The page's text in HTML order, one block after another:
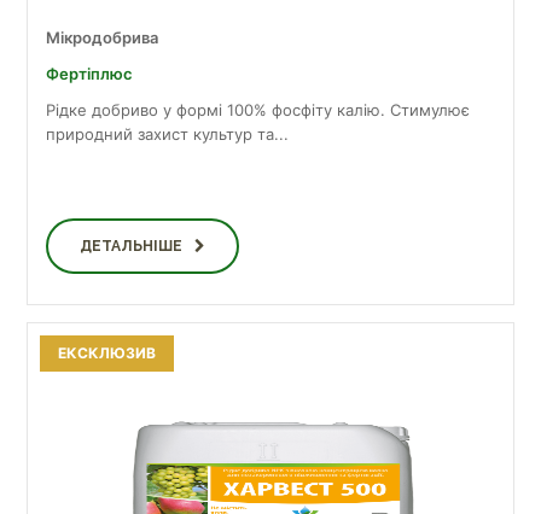
Мікродобрива
Фертіплюс
Рідке добриво у формі 100% фосфіту калію. Стимулює
природний захист культур та...
ДЕТАЛЬНІШЕ
ЕКСКЛЮЗИВ